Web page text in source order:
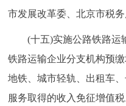
市发展改革委、北京市税
(十五)实施公路铁路运
铁路运输企业分支机构预
地铁、城市轻轨、出租车
服务取得的收入免征增值